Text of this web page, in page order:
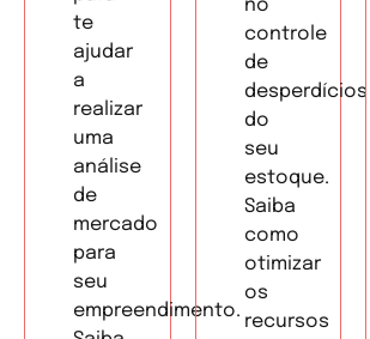
te
ajudar
a
realizar
uma
análise
de
mercado
para
seu
empreendimento.
no
controle
de
desperdícios
do
seu
estoque.
Saiba
como
otimizar
os
recursos